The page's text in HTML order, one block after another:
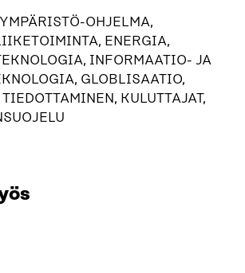
OHJELMA,
ENERGIA,
INFORMAATIO- JA
GLOBLISAATIO,
KULUTTAJAT,